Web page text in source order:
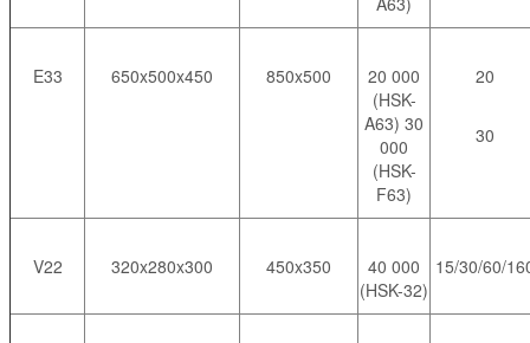
E33 650x500x450 850x500
20 000
(HSK-
A63) 30
000
(HSK-
F63)
20
30
V22 320x280x300 450x350
40 000
(HSK-32)
15/30/60/